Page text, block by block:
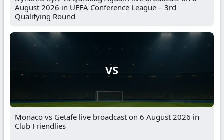
August 2026 in UEFA Conference League – 3rd
Qualifying Round
VS
Monaco vs Getafe live broadcast on 6 August 2026 in
Club Friendlies